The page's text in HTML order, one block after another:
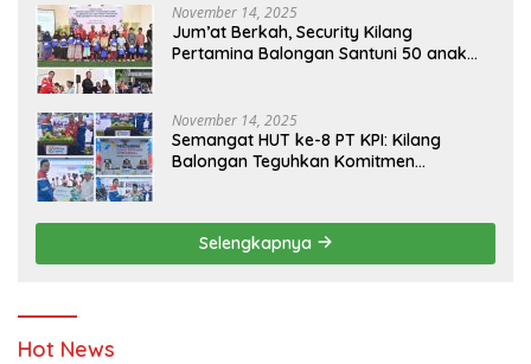
November 14, 2025
Jum’at Berkah, Security Kilang
Pertamina Balongan Santuni 50 anak
November 14, 2025
Semangat HUT ke-8 PT KPI: Kilang
Balongan Teguhkan Komitmen
Pendidikan
Selengkapnya
Hot News